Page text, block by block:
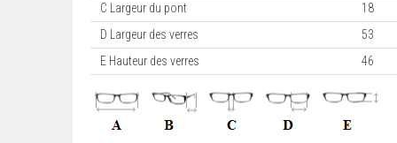
C Largeur du pont
18
D Largeur des verres
53
E Hauteur des verres
46